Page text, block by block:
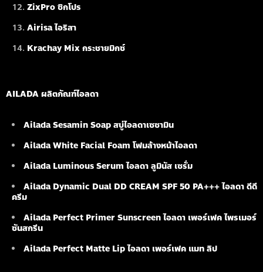
ZixPro ซิกโปร
Airisa ไอริสา
Krachay Mix กระชายมิกซ์
AILADA ผลิตภัณฑ์ไอลดา
Ailada Sesamin Soapสบู่ไอลดาเซซามิน
Ailada White Facial Foamโฟมล้างหน้าไอลดา
Ailada Luminous Serumไอลดา ลูมินัส เซรั่ม
Ailada Dynamic Dual DD CREAM SPF 50 PA+++ ไอลดา ดีดี
ครีม
Ailada Perfect Primer Sunscreen ไอลดา เพอร์เฟค ไพรเมอร์
ซันสกรีน
Ailada Perfect Matte Lip ไอลดา เพอร์เฟค แมท ลิป